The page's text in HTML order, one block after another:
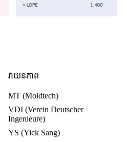
វាយនភាព
MT (Moldtech)
VDI (Verein Deutscher
Ingenieure)
YS (Yick Sang)